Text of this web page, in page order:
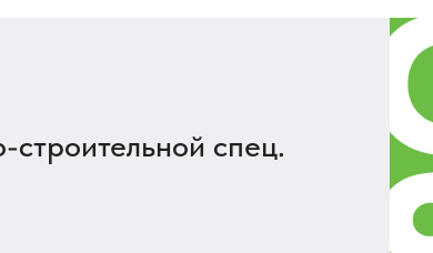
спец.